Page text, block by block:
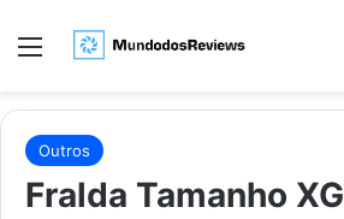
Menu
Outros
Fralda Tamanho